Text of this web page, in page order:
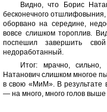
Видно, что Борис
бесконечного
оборвано на середине,
вовсе слишком тороплив.
поспешил завершить
недоработанный.
Итог: мрачно,
Натанович слишком многое
в свою «МиМ». В результате
— на много, много голов